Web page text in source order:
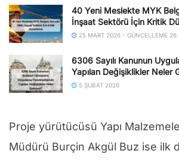
40 Yeni Meslekte MYK
İnşaat Sektörü İçin Kritik
25 MART 2026 - GÜNCELLEME 26
6306 Sayılı Kanunun
Yapılan Değişiklikler Neler
5 ŞUBAT 2026
Proje yürütücüsü Yapı
Müdürü Burçin Akgül Buz ise ilk